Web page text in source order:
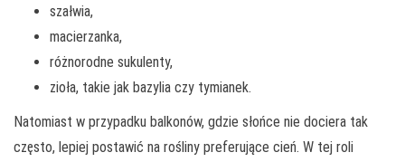
szałwia,
macierzanka,
różnorodne sukulenty,
zioła, takie jak bazylia czy tymianek.
Natomiast w przypadku balkonów, gdzie słońce nie dociera tak
często, lepiej postawić na rośliny preferujące cień. W tej roli